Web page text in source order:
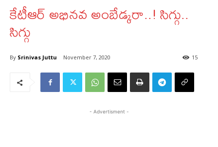
కేటీఆర్‌ అభినవ అంబేడ్కరా..! సిగ్గు..
సిగ్గు
By Srinivas Juttu November 7, 2020 15
- Advertisment -